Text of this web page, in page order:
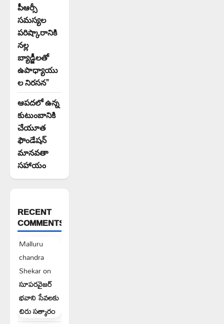
పీఆర్సీ
సమస్యల
పరిష్కారానికి
నల్ల
బ్యాడ్జీలతో
ఉపాధ్యాయు
ల నిరసన”
ఆపదలో ఉన్న
కుటుంబానికి
చేయూత
ఫౌండేషన్
మానవతా
సహాయం
RECENT
COMMENTS
Malluru
chandra
Shekaron
సూపరవైజర్
భవాని సేవలకు
చిరు సత్కారం